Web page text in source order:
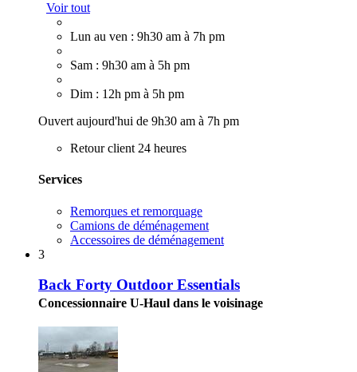
Voir tout
Lun au ven : 9h30 am à 7h pm
Sam : 9h30 am à 5h pm
Dim : 12h pm à 5h pm
Ouvert aujourd'hui de 9h30 am à 7h pm
Retour client 24 heures
Services
Remorques et remorquage
Camions de déménagement
Accessoires de déménagement
3
Back Forty Outdoor Essentials
Concessionnaire U-Haul dans le voisinage